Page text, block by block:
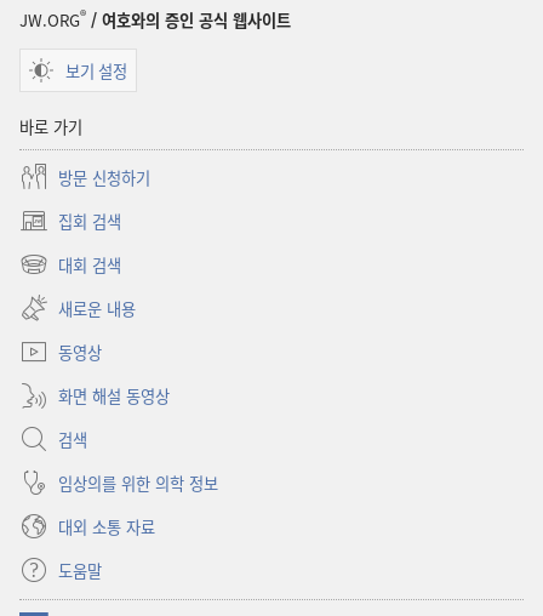
JW.ORG® / 여호와의 증인 공식 웹사이트
보기 설정
바로 가기
방문 신청하기
집회 검색
(새로운
창
대회 검색
(새로운
창
열기)
새로운 내용
동영상
화면 해설 동영상
검색
임상의를 위한 의학 정보
대외 소통 자료
도움말